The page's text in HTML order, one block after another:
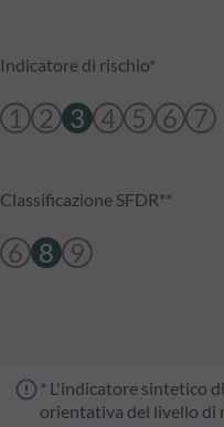
Indicatore di rischio*
1 2 3 4 5 6 7
Classificazione SFDR**
6 8 9
* L'indicatore sintetico
orientativa del livello di